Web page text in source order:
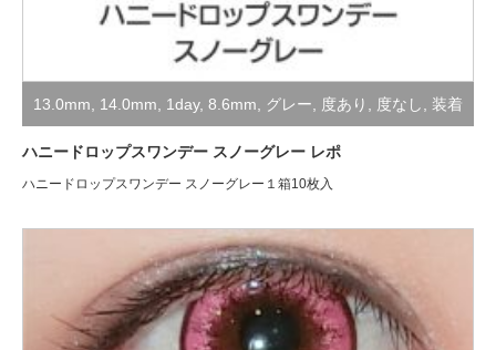
13.0mm, 14.0mm, 1day, 8.6mm, グレー, 度あり , 度なし, 装着
レポ
ハニードロップスワンデー スノーグレー レポ
ハニードロップスワンデー スノーグレー１箱10枚入